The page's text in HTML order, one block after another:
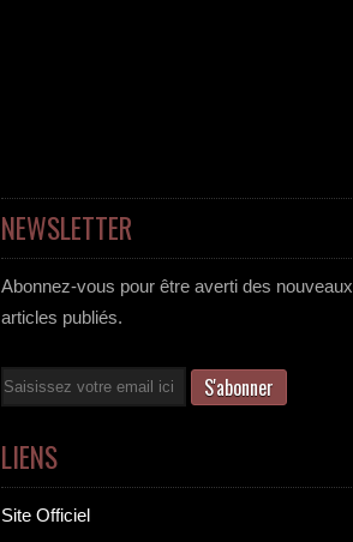
NEWSLETTER
Abonnez-vous pour être averti des nouveaux
articles publiés.
Email
LIENS
Site Officiel